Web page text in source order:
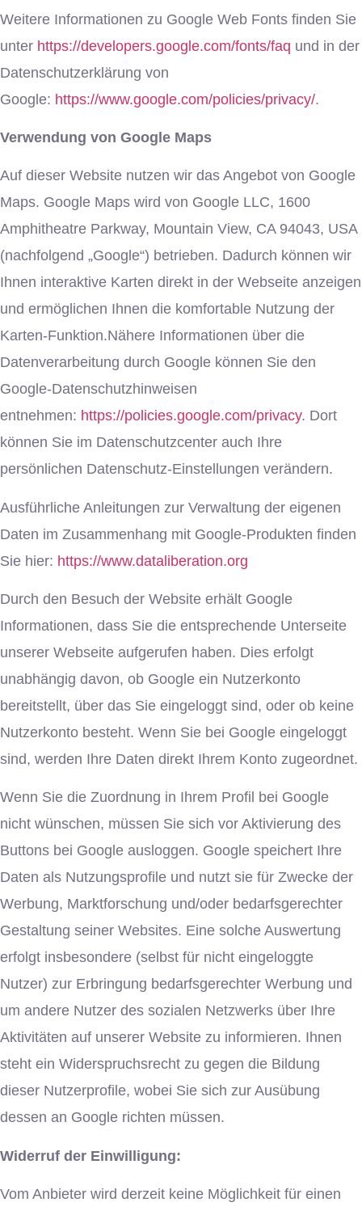
Weitere Informationen zu Google Web Fonts finden Sie
unter https://developers.google.com/fonts/faq und in der
Datenschutzerklärung von
Google: https://www.google.com/policies/privacy/.
Verwendung von Google Maps
Auf dieser Website nutzen wir das Angebot von Google
Maps. Google Maps wird von Google LLC, 1600
Amphitheatre Parkway, Mountain View, CA 94043, USA
(nachfolgend „Google“) betrieben. Dadurch können wir
Ihnen interaktive Karten direkt in der Webseite anzeigen
und ermöglichen Ihnen die komfortable Nutzung der
Karten-Funktion.Nähere Informationen über die
Datenverarbeitung durch Google können Sie den
Google-Datenschutzhinweisen
entnehmen: https://policies.google.com/privacy. Dort
können Sie im Datenschutzcenter auch Ihre
persönlichen Datenschutz-Einstellungen verändern.
Ausführliche Anleitungen zur Verwaltung der eigenen
Daten im Zusammenhang mit Google-Produkten finden
Sie hier: https://www.dataliberation.org
Durch den Besuch der Website erhält Google
Informationen, dass Sie die entsprechende Unterseite
unserer Webseite aufgerufen haben. Dies erfolgt
unabhängig davon, ob Google ein Nutzerkonto
bereitstellt, über das Sie eingeloggt sind, oder ob keine
Nutzerkonto besteht. Wenn Sie bei Google eingeloggt
sind, werden Ihre Daten direkt Ihrem Konto zugeordnet.
Wenn Sie die Zuordnung in Ihrem Profil bei Google
nicht wünschen, müssen Sie sich vor Aktivierung des
Buttons bei Google ausloggen. Google speichert Ihre
Daten als Nutzungsprofile und nutzt sie für Zwecke der
Werbung, Marktforschung und/oder bedarfsgerechter
Gestaltung seiner Websites. Eine solche Auswertung
erfolgt insbesondere (selbst für nicht eingeloggte
Nutzer) zur Erbringung bedarfsgerechter Werbung und
um andere Nutzer des sozialen Netzwerks über Ihre
Aktivitäten auf unserer Website zu informieren. Ihnen
steht ein Widerspruchsrecht zu gegen die Bildung
dieser Nutzerprofile, wobei Sie sich zur Ausübung
dessen an Google richten müssen.
Widerruf der Einwilligung:
Vom Anbieter wird derzeit keine Möglichkeit für einen